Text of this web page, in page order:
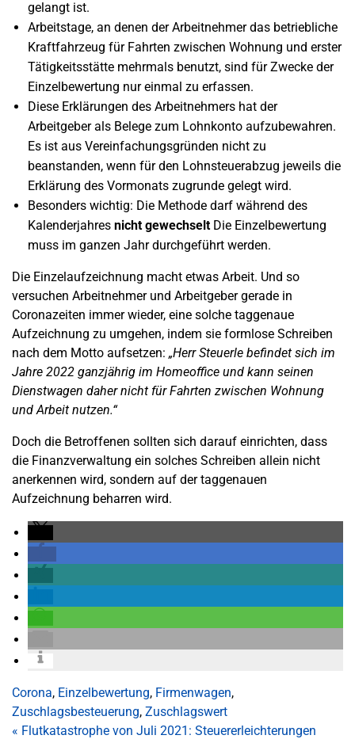
gelangt ist.
Arbeitstage, an denen der Arbeitnehmer das betriebliche
Kraftfahrzeug für Fahrten zwischen Wohnung und erster
Tätigkeitsstätte mehrmals benutzt, sind für Zwecke der
Einzelbewertung nur einmal zu erfassen.
Diese Erklärungen des Arbeitnehmers hat der
Arbeitgeber als Belege zum Lohnkonto aufzubewahren.
Es ist aus Vereinfachungsgründen nicht zu
beanstanden, wenn für den Lohnsteuerabzug jeweils die
Erklärung des Vormonats zugrunde gelegt wird.
Besonders wichtig: Die Methode darf während des
Kalenderjahres nicht gewechseltDie Einzelbewertung
muss im ganzen Jahr durchgeführt werden.
Die Einzelaufzeichnung macht etwas Arbeit. Und so
versuchen Arbeitnehmer und Arbeitgeber gerade in
Coronazeiten immer wieder, eine solche taggenaue
Aufzeichnung zu umgehen, indem sie formlose Schreiben
nach dem Motto aufsetzen: „Herr Steuerle befindet sich im
Jahre 2022 ganzjährig im Homeoffice und kann seinen
Dienstwagen daher nicht für Fahrten zwischen Wohnung
und Arbeit nutzen.“
Doch die Betroffenen sollten sich darauf einrichten, dass
die Finanzverwaltung ein solches Schreiben allein nicht
anerkennen wird, sondern auf der taggenauen
Aufzeichnung beharren wird.
Corona, Einzelbewertung, Firmenwagen,
Zuschlagsbesteuerung, Zuschlagswert
« Flutkatastrophe von Juli 2021: Steuererleichterungen